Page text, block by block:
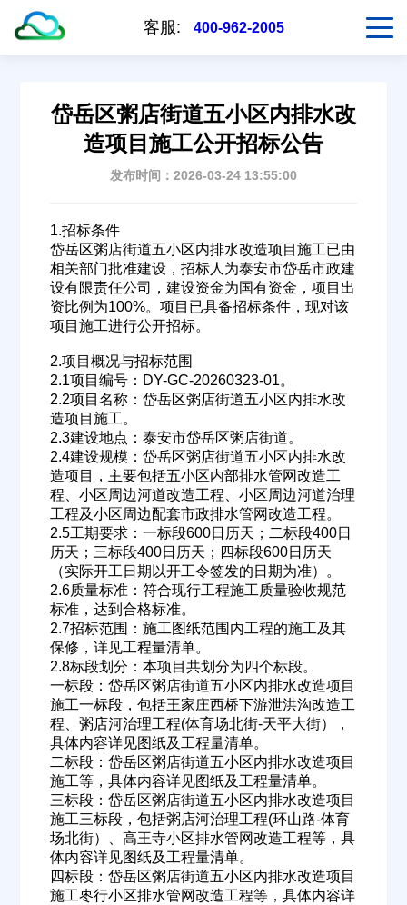
客服: 400-962-2005
岱岳区粥店街道五小区内排水改
造项目施工公开招标公告
发布时间：2026-03-24 13:55:00
1.招标条件
岱岳区粥店街道五小区内排水改造项目施工已由
相关部门批准建设，招标人为泰安市岱岳市政建
设有限责任公司，建设资金为国有资金，项目出
资比例为100%。项目已具备招标条件，现对该
项目施工进行公开招标。
2.项目概况与招标范围
2.1项目编号：DY-GC-20260323-01。
2.2项目名称：岱岳区粥店街道五小区内排水改
造项目施工。
2.3建设地点：泰安市岱岳区粥店街道。
2.4建设规模：岱岳区粥店街道五小区内排水改
造项目，主要包括五小区内部排水管网改造工
程、小区周边河道改造工程、小区周边河道治理
工程及小区周边配套市政排水管网改造工程。
2.5工期要求：一标段600日历天；二标段400日
历天；三标段400日历天；四标段600日历天
（实际开工日期以开工令签发的日期为准）。
2.6质量标准：符合现行工程施工质量验收规范
标准，达到合格标准。
2.7招标范围：施工图纸范围内工程的施工及其
保修，详见工程量清单。
2.8标段划分：本项目共划分为四个标段。
一标段：岱岳区粥店街道五小区内排水改造项目
施工一标段，包括王家庄西桥下游泄洪沟改造工
程、粥店河治理工程(体育场北街-天平大街），
具体内容详见图纸及工程量清单。
二标段：岱岳区粥店街道五小区内排水改造项目
施工等，具体内容详见图纸及工程量清单。
三标段：岱岳区粥店街道五小区内排水改造项目
施工三标段，包括粥店河治理工程(环山路-体育
场北街）、高王寺小区排水管网改造工程等，具
体内容详见图纸及工程量清单。
四标段：岱岳区粥店街道五小区内排水改造项目
施工枣行小区排水管网改造工程等，具体内容详